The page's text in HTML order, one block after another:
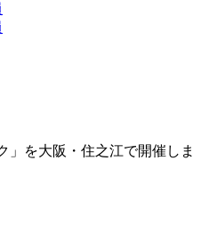
」を大阪・住之江で開催しま